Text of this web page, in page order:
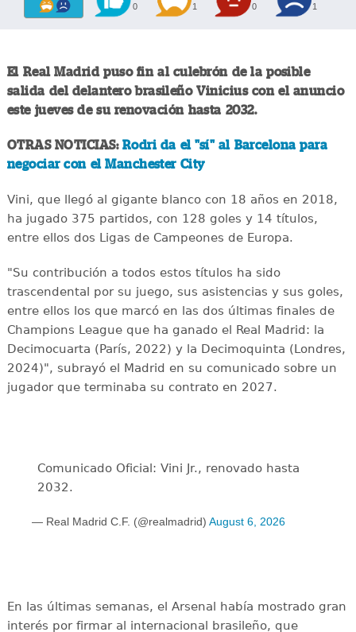
0 1 0 1
El Real Madrid puso fin al culebrón de la posible
salida del delantero brasileño Vinicius con el anuncio
este jueves de su renovación hasta 2032.
OTRAS NOTICIAS: Rodri da el "sí" al Barcelona para
negociar con el Manchester City
Vini, que llegó al gigante blanco con 18 años en 2018,
ha jugado 375 partidos, con 128 goles y 14 títulos,
entre ellos dos Ligas de Campeones de Europa.
"Su contribución a todos estos títulos ha sido
trascendental por su juego, sus asistencias y sus goles,
entre ellos los que marcó en las dos últimas finales de
Champions League que ha ganado el Real Madrid: la
Decimocuarta (París, 2022) y la Decimoquinta (Londres,
2024)", subrayó el Madrid en su comunicado sobre un
jugador que terminaba su contrato en 2027.
Comunicado Oficial: Vini Jr., renovado hasta
2032.
— Real Madrid C.F. (@realmadrid) August 6, 2026
En las últimas semanas, el Arsenal había mostrado gran
interés por firmar al internacional brasileño, que